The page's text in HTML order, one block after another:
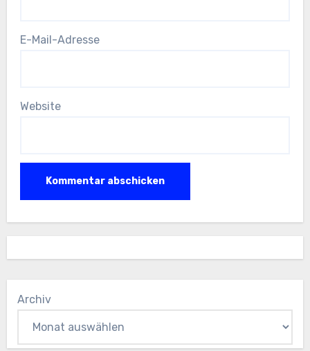
E-Mail-Adresse
Website
Archiv